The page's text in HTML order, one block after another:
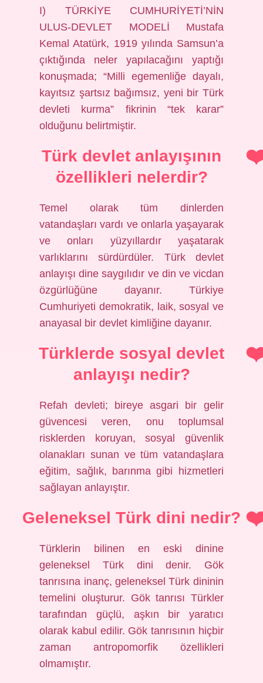
I) TÜRKİYE CUMHURİYETİ’NİN
ULUS-DEVLET MODELİ Mustafa
Kemal Atatürk, 1919 yılında Samsun’a
çıktığında neler yapılacağını yaptığı
konuşmada; “Milli egemenliğe dayalı,
kayıtsız şartsız bağımsız, yeni bir Türk
devleti kurma” fikrinin “tek karar”
olduğunu belirtmiştir.
Türk devlet anlayışının
özellikleri nelerdir?
Temel olarak tüm dinlerden
vatandaşları vardı ve onlarla yaşayarak
ve onları yüzyıllardır yaşatarak
varlıklarını sürdürdüler. Türk devlet
anlayışı dine saygılıdır ve din ve vicdan
özgürlüğüne dayanır. Türkiye
Cumhuriyeti demokratik, laik, sosyal ve
anayasal bir devlet kimliğine dayanır.
Türklerde sosyal devlet
anlayışı nedir?
Refah devleti; bireye asgari bir gelir
güvencesi veren, onu toplumsal
risklerden koruyan, sosyal güvenlik
olanakları sunan ve tüm vatandaşlara
eğitim, sağlık, barınma gibi hizmetleri
sağlayan anlayıştır.
Geleneksel Türk dini nedir?
Türklerin bilinen en eski dinine
geleneksel Türk dini denir. Gök
tanrısına inanç, geleneksel Türk dininin
temelini oluşturur. Gök tanrısı Türkler
tarafından güçlü, aşkın bir yaratıcı
olarak kabul edilir. Gök tanrısının hiçbir
zaman antropomorfik özellikleri
olmamıştır.